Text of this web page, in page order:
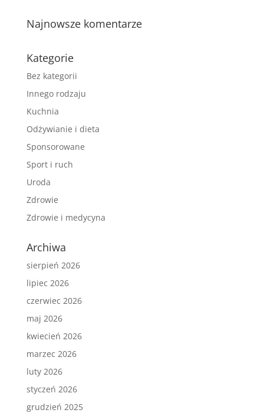
Najnowsze komentarze
Kategorie
Bez kategorii
Innego rodzaju
Kuchnia
Odżywianie i dieta
Sponsorowane
Sport i ruch
Uroda
Zdrowie
Zdrowie i medycyna
Archiwa
sierpień 2026
lipiec 2026
czerwiec 2026
maj 2026
kwiecień 2026
marzec 2026
luty 2026
styczeń 2026
grudzień 2025